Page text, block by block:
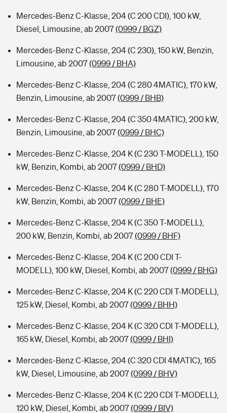
Mercedes-Benz C-Klasse, 204 (C 200 CDI), 100 kW,
Diesel, Limousine, ab 2007(0999 / BGZ)
Mercedes-Benz C-Klasse, 204 (C 230), 150 kW, Benzin,
Limousine, ab 2007(0999 / BHA)
Mercedes-Benz C-Klasse, 204 (C 280 4MATIC), 170 kW,
Benzin, Limousine, ab 2007(0999 / BHB)
Mercedes-Benz C-Klasse, 204 (C 350 4MATIC), 200 kW,
Benzin, Limousine, ab 2007(0999 / BHC)
Mercedes-Benz C-Klasse, 204 K (C 230 T-MODELL), 150
kW, Benzin, Kombi, ab 2007(0999 / BHD)
Mercedes-Benz C-Klasse, 204 K (C 280 T-MODELL), 170
kW, Benzin, Kombi, ab 2007(0999 / BHE)
Mercedes-Benz C-Klasse, 204 K (C 350 T-MODELL),
200 kW, Benzin, Kombi, ab 2007(0999 / BHF)
Mercedes-Benz C-Klasse, 204 K (C 200 CDI T-
MODELL), 100 kW, Diesel, Kombi, ab 2007(0999 / BHG)
Mercedes-Benz C-Klasse, 204 K (C 220 CDI T-MODELL),
125 kW, Diesel, Kombi, ab 2007(0999 / BHH)
Mercedes-Benz C-Klasse, 204 K (C 320 CDI T-MODELL),
165 kW, Diesel, Kombi, ab 2007(0999 / BHI)
Mercedes-Benz C-Klasse, 204 (C 320 CDI 4MATIC), 165
kW, Diesel, Limousine, ab 2007(0999 / BHV)
Mercedes-Benz C-Klasse, 204 K (C 220 CDI T-MODELL),
120 kW, Diesel, Kombi, ab 2007(0999 / BIV)